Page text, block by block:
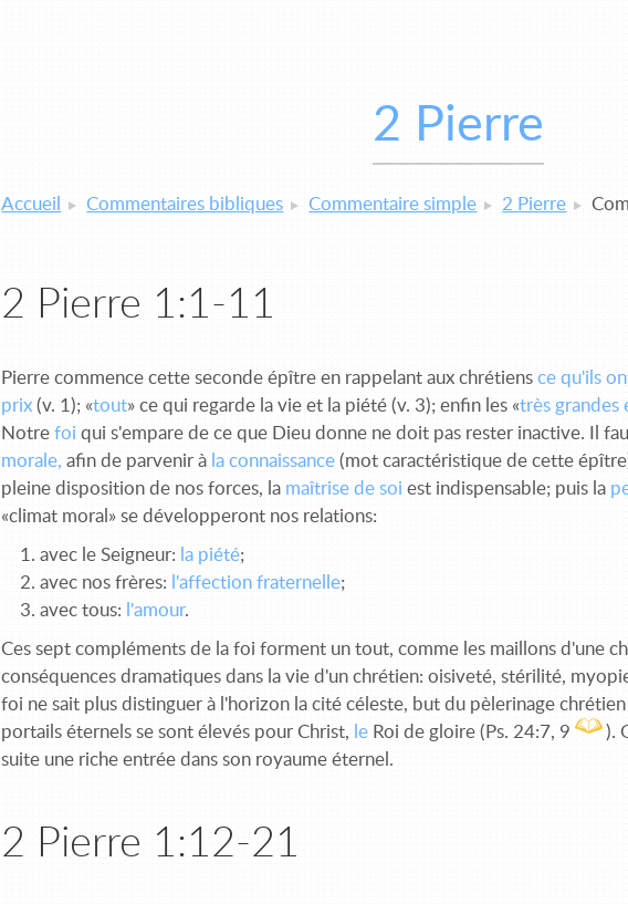
2 Pierre
Accueil Commentaires bibliques Commentaire simple 2 Pierre
2 Pierre 1:1-11
Pierre commence cette seconde épître en rappelant aux chrétiensce qu'ils
prix (v. 1); «tout» ce qui regarde la vie et la piété (v. 3); enfin les «très grandes
Notrefoi qui s'empare de ce que Dieu donne ne doit pas rester inactive. Il
morale,afin de parvenir à la connaissance (mot caractéristique de cette
pleine disposition de nos forces, la maîtrise de soi est indispensable; puis la
«climat moral» se développeront nos relations:
avec le Seigneur: la piété;
avec nos frères: l'affection fraternelle;
avec tous: l'amour.
Ces sept compléments de la foi forment un tout, comme les maillons d'une
conséquences dramatiques dans la vie d'un chrétien: oisiveté, stérilité,
foi ne sait plus distinguer à l'horizon la cité céleste, but du pèlerinage
portails éternels se sont élevés pour Christ, le Roi de gloire (Ps. 24:7, 9
).
suite une riche entrée dans son royaume éternel.
2 Pierre 1:12-21